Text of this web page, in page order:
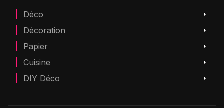
Déco
Décoration
Papier
Cuisine
DIY Déco